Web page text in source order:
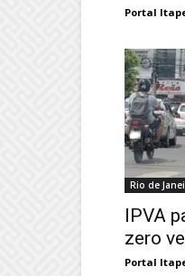
Portal
Rio de
IPVA
zero
Portal